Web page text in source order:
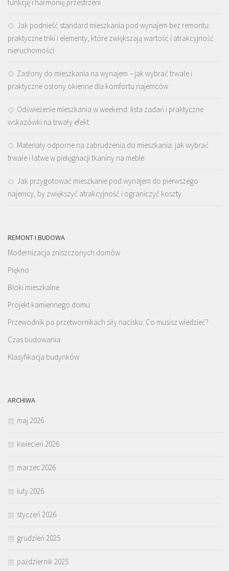
funkcję i harmonię przestrzeni
Jak podnieść standard mieszkania pod wynajem bez remontu:
praktyczne triki i elementy, które zwiększają wartość i atrakcyjność
nieruchomości
Zasłony do mieszkania na wynajem – jak wybrać trwałe i
praktyczne osłony okienne dla komfortu najemców
Odświeżenie mieszkania w weekend: lista zadań i praktyczne
wskazówki na trwały efekt
Materiały odporne na zabrudzenia do mieszkania: jak wybrać
trwałe i łatwe w pielęgnacji tkaniny na meble
Jak przygotować mieszkanie pod wynajem do pierwszego
najemcy, by zwiększyć atrakcyjność i ograniczyć koszty
REMONT I BUDOWA
Modernizacja zniszczonych domów
Piękno
Bloki mieszkalne
Projekt kamiennego domu
Przewodnik po przetwornikach siły nacisku: Co musisz wiedzieć?
Czas budowania
Klasyfikacja budynków
ARCHIWA
maj 2026
kwiecień 2026
marzec 2026
luty 2026
styczeń 2026
grudzień 2025
październik 2025